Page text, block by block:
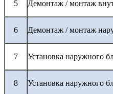
5 Демонтаж / монтаж
6 Демонтаж / монтаж
7 Установка наружного
8 Установка наружного